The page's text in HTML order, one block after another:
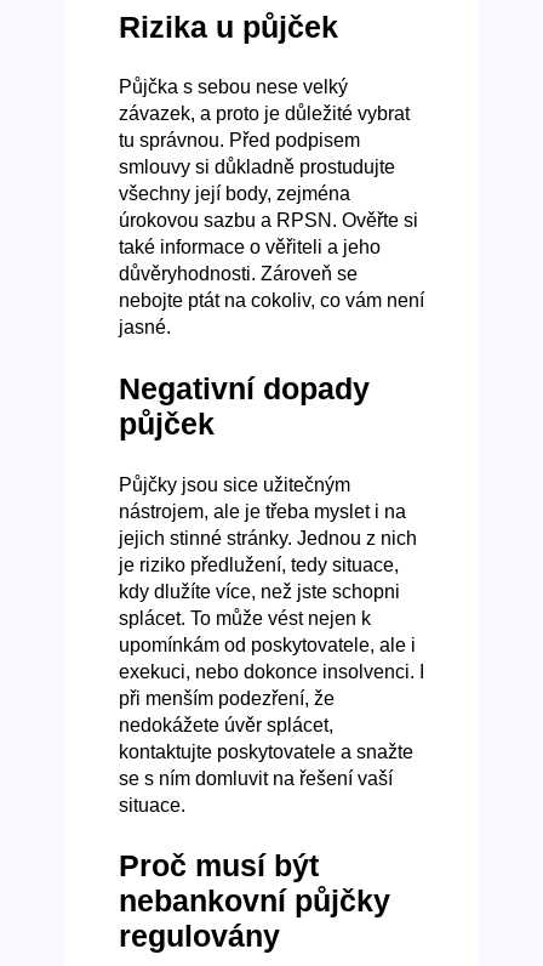
Rizika u půjček
Půjčka s sebou nese velký
závazek, a proto je důležité vybrat
tu správnou. Před podpisem
smlouvy si důkladně prostudujte
všechny její body, zejména
úrokovou sazbu a RPSN. Ověřte si
také informace o věřiteli a jeho
důvěryhodnosti. Zároveň se
nebojte ptát na cokoliv, co vám není
jasné.
Negativní dopady
půjček
Půjčky jsou sice užitečným
nástrojem, ale je třeba myslet i na
jejich stinné stránky. Jednou z nich
je riziko předlužení, tedy situace,
kdy dlužíte více, než jste schopni
splácet. To může vést nejen k
upomínkám od poskytovatele, ale i
exekuci, nebo dokonce insolvenci. I
při menším podezření, že
nedokážete úvěr splácet,
kontaktujte poskytovatele a snažte
se s ním domluvit na řešení vaší
situace.
Proč musí být
nebankovní půjčky
regulovány